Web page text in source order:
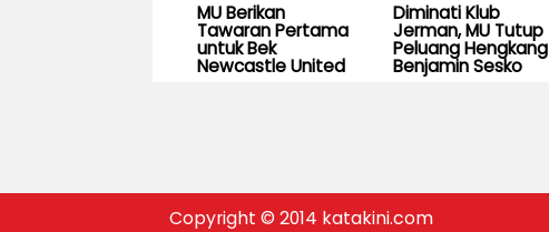
MU Berikan
Tawaran Pertama
untuk Bek
Newcastle United
Diminati Klub
Jerman, MU Tutup
Peluang Hengkang
Benjamin Sesko
Copyright © 2014 katakini.com